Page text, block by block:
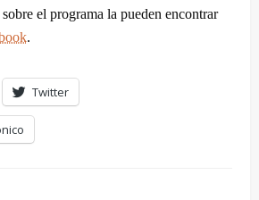
el programa la pueden encontrar
.
Twitter